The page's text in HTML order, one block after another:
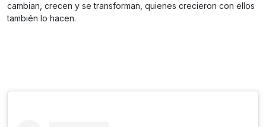
cambian, crecen y se transforman, quienes crecieron con ellos
también lo hacen.